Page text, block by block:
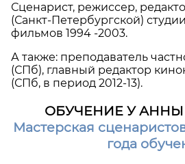
Сценарист, режиссер,
(Санкт-Петербургской)
фильмов 1994 -2003.
А также: преподаватель
(СПб), главный редактор
(СПб, в период 2012-13).
ОБУЧЕНИЕ У
Мастерская
года